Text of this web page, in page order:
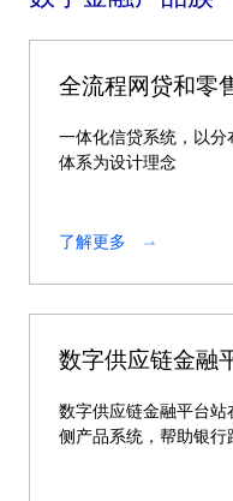
全流程网贷和零
一体化信贷系统，以
体系为设计理念
了解更多
数字供应链金融
数字供应链金融平台
侧产品系统，帮助银行